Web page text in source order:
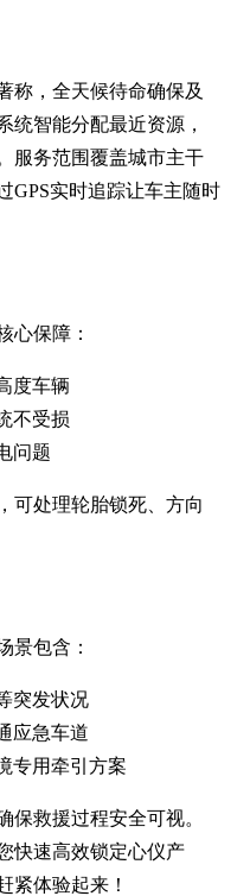
称，全天候待命确保及
统智能分配最近资源，
服务范围覆盖城市主干
GPS实时追踪让车主随时
心保障：
度车辆
不受损
问题
可处理轮胎锁死、方向
景包含：
突发状况
应急车道
专用牵引方案
保救援过程安全可视。
快速高效锁定心仪产
紧体验起来！